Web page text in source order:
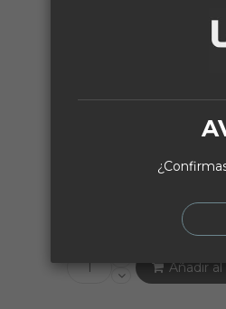
Manguera Thunder
31,96 €
Añadir